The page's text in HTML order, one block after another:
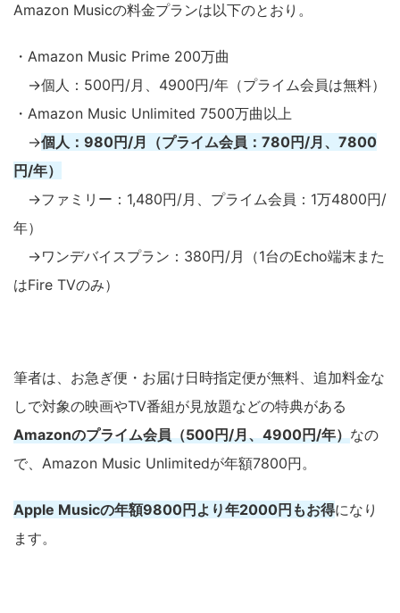
Amazon Musicの料金プランは以下のとおり。
・Amazon Music Prime 200万曲
→個人：500円/月、4900円/年（プライム会員は無料）
・Amazon Music Unlimited 7500万曲以上
→個人：980円/月（プライム会員：780円/月、7800
円/年）
→ファミリー：1,480円/月、プライム会員：1万4800円/
年）
→ワンデバイスプラン：380円/月（1台のEcho端末また
はFire TVのみ）
筆者は、お急ぎ便・お届け日時指定便が無料、追加料金な
しで対象の映画やTV番組が見放題などの特典がある
Amazonのプライム会員（500円/月、4900円/年）なの
で、Amazon Music Unlimitedが年額7800円。
Apple Musicの年額9800円より年2000円もお得になり
ます。